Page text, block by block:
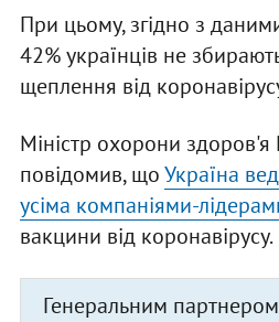
При цьому, згідно з
42% українців не
щеплення від
Міністр охорони
повідомив, щоУкраїна
усіма компаніями-
вакцини від коронавірусу.
Генеральним